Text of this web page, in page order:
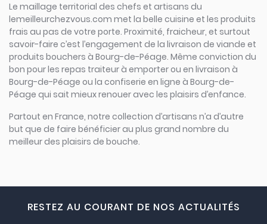
Le maillage territorial des chefs et artisans du
lemeilleurchezvous.com met la belle cuisine et les produits
frais au pas de votre porte. Proximité, fraicheur, et surtout
savoir-faire c’est l’engagement de la livraison de viande et
produits bouchers à Bourg-de-Péage. Même conviction du
bon pour les repas traiteur à emporter ou en livraison à
Bourg-de-Péage ou la confiserie en ligne à Bourg-de-
Péage qui sait mieux renouer avec les plaisirs d’enfance.
Partout en France, notre collection d’artisans n’a d’autre
but que de faire bénéficier au plus grand nombre du
meilleur des plaisirs de bouche.
RESTEZ AU COURANT DE NOS ACTUALITÉS